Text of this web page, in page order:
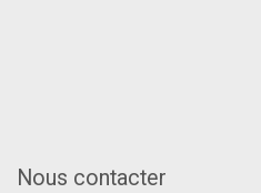
Nous contacter